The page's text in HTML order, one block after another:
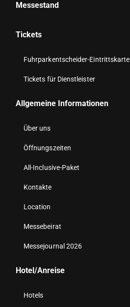
Messestand
Tickets
Fuhrparkentscheider-Eintrittskarte
Tickets für Dienstleister
Allgemeine Informationen
Über uns
Öffnungszeiten
All-Inclusive-Paket
Kontakte
Location
Messebeirat
Messejournal 2026
Hotel/Anreise
Hotels